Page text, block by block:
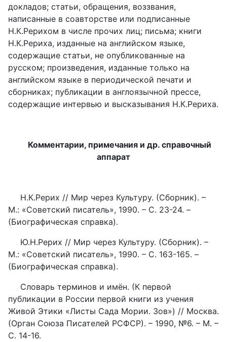
докладов; статьи, обращения, воззвания,
написанные в соавторстве или подписанные
Н.К.Рерихом в числе прочих лиц; письма; книги
Н.К.Рериха, изданные на английском языке,
содержащие статьи, не опубликованные на
русском; произведения, изданные только на
английском языке в периодической печати и
сборниках; публикации в англоязычной прессе,
содержащие интервью и высказывания Н.К.Рериха.
Комментарии, примечания и др. справочный
аппарат
Н.К.Рерих // Мир через Культуру. (Сборник). –
М.: «Советский писатель», 1990. – С. 23-24. –
(Биографическая справка).
Ю.Н.Рерих // Мир через Культуру. (Сборник). –
М.: «Советский писатель», 1990. – С. 163-165. –
(Биографическая справка).
Словарь терминов и имён. (К первой
публикации в России первой книги из учения
Живой Этики «Листы Сада Мории. Зов») // Москва.
(Орган Союза Писателей РСФСР). – 1990, №6. – М. –
С. 14-16.